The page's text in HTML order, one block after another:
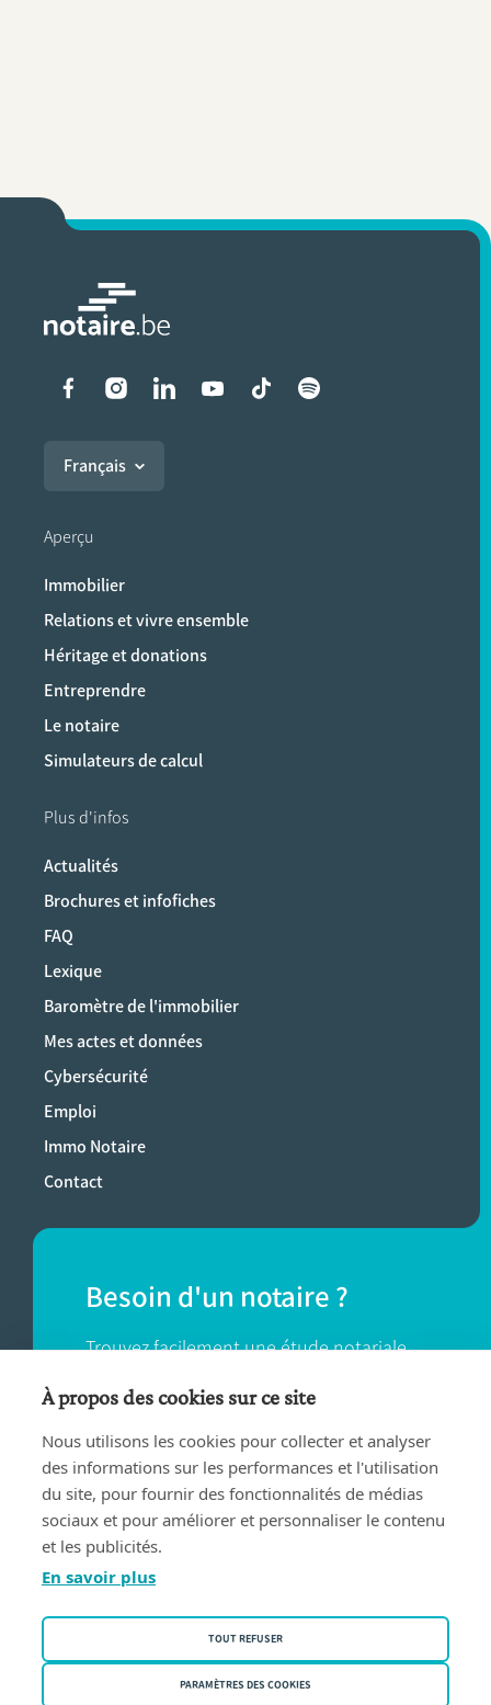
Liens vers les réseaux
Français
Aperçu
Immobilier
Relations et vivre ensemble
Héritage et donations
Entreprendre
Le notaire
Simulateurs de calcul
Plus d'infos
Actualités
Brochures et infofiches
FAQ
Lexique
Baromètre de l'immobilier
Mes actes et données
Cybersécurité
Emploi
Immo Notaire
Contact
Besoin d'un notaire ?
Trouvez facilement une étude notariale
près de chez vous.
TROUVER UN NOTAIRE
Conditions d'utilisation
Politique des cookies
À propos des cookies sur ce site
Nous utilisons les cookies pour collecter et analyser
des informations sur les performances et l'utilisation
du site, pour fournir des fonctionnalités de médias
sociaux et pour améliorer et personnaliser le contenu
et les publicités.
En savoir plus
TOUT REFUSER
PARAMÈTRES DES COOKIES